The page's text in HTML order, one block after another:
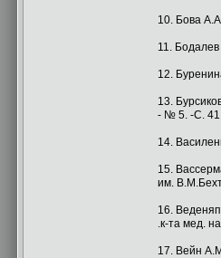
10. Бова
11.
12.
13.
- № 5. -С. 41
14.
15.
им.
16.
.к-та мед.
17. Вейн